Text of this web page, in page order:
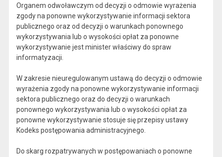
Organem odwoławczym od decyzji o odmowie wyrażenia
zgody na ponowne wykorzystywanie informacji sektora
publicznego oraz od decyzji o warunkach ponownego
wykorzystywania lub o wysokości opłat za ponowne
wykorzystywanie jest minister właściwy do spraw
informatyzacji.
W zakresie nieuregulowanym ustawą do decyzji o odmowie
wyrażenia zgody na ponowne wykorzystywanie informacji
sektora publicznego oraz do decyzji o warunkach
ponownego wykorzystywania lub o wysokości opłat za
ponowne wykorzystywanie stosuje się przepisy ustawy
Kodeks postępowania administracyjnego.
Do skarg rozpatrywanych w postępowaniach o ponowne